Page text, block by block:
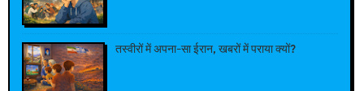
तस्वीरों में अपना-सा ईरान, खबरों में पराया क्यों?